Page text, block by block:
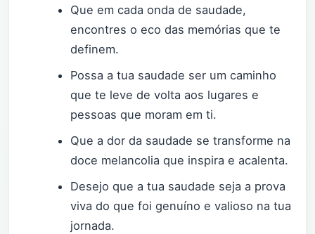
Que em cada onda de saudade,
encontres o eco das memórias que te
definem.
Possa a tua saudade ser um caminho
que te leve de volta aos lugares e
pessoas que moram em ti.
Que a dor da saudade se transforme na
doce melancolia que inspira e acalenta.
Desejo que a tua saudade seja a prova
viva do que foi genuíno e valioso na tua
jornada.